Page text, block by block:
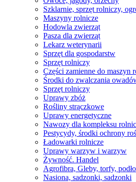
Szklarnie, sprzęt rolniczy,
Maszyny rolnicze
Hodowla zwierząt
Pasza dla zwierząt
Lekarz weterynarii
Sprzęt dla gospodarstw
Sprzęt rolniczy
Części zamienne do maszyn
Środki do zwalczania
Sprzęt rolniczy
Uprawy zbóż
Rośliny strączkowe
Uprawy energetyczne
Nawozy dla kompleksu
Pestycydy, środki ochrony
Ładowarki rolnicze
Uprawy warzyw i warzyw
Żywność. Handel
Agrofibra, Gleby, torfy,
Nasiona, sadzonki, sadzonki